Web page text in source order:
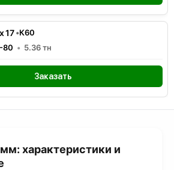
x17•К60
80 5.36тн
Заказать
характеристики и